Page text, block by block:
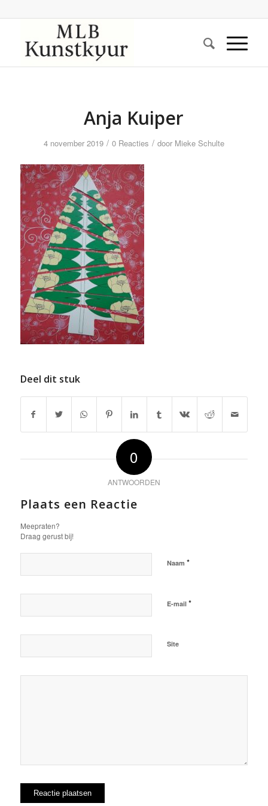
Anja Kuiper
4 november 2019 / 0 Reacties / door Mieke Schulte
Deel dit stuk
0
ANTWOORDEN
Plaats een Reactie
Meepraten?
Draag gerust bij!
Naam *
E-mail *
Site